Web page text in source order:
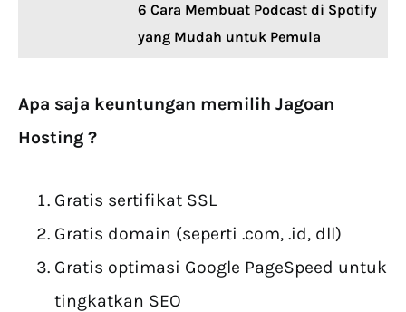
6 Cara Membuat Podcast di Spotify
yang Mudah untuk Pemula
Apa saja keuntungan memilih Jagoan
Hosting ?
Gratis sertifikat SSL
Gratis domain (seperti .com, .id, dll)
Gratis optimasi Google PageSpeed untuk
tingkatkan SEO